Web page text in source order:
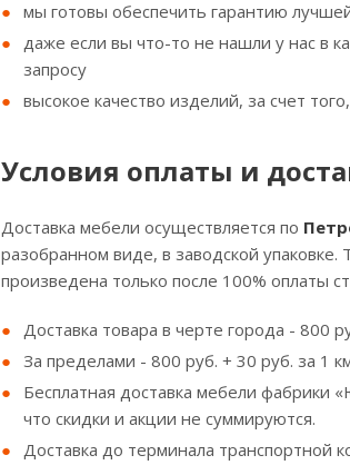
мы готовы обеспечить гарантию
даже если вы что-то не нашли у нас в
запросу
высокое качество изделий, за счет
Условия оплаты и
Доставка мебели осуществляется по
разобранном виде, в заводской
произведена только после 100% оплаты
Доставка товара в черте города - 800
За пределами - 800 руб. + 30 руб. за 1
Бесплатная доставка мебели
что скидки и акции не суммируются.
Доставка до терминала транспортной